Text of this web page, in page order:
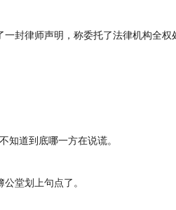
律师声明，称委托了法律机构全权
道到底哪一方在说谎。
堂划上句点了。